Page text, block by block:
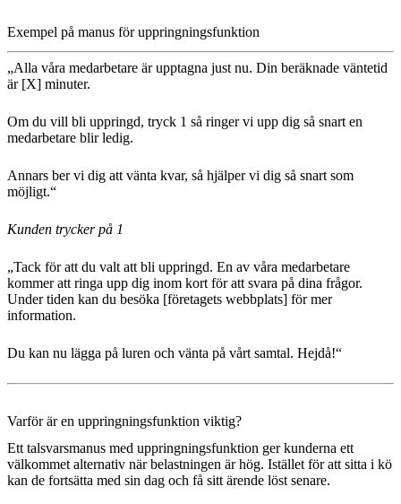
Exempel på manus för uppringningsfunktion
„Alla våra medarbetare är upptagna just nu. Din beräknade väntetid
är [X] minuter.
Om du vill bli uppringd, tryck 1 så ringer vi upp dig så snart en
medarbetare blir ledig.
Annars ber vi dig att vänta kvar, så hjälper vi dig så snart som
möjligt.“
Kunden trycker på 1
„Tack för att du valt att bli uppringd. En av våra medarbetare
kommer att ringa upp dig inom kort för att svara på dina frågor.
Under tiden kan du besöka [företagets webbplats] för mer
information.
Du kan nu lägga på luren och vänta på vårt samtal. Hejdå!“
Varför är en uppringningsfunktion viktig?
Ett talsvarsmanus med uppringningsfunktion ger kunderna ett
välkommet alternativ när belastningen är hög. Istället för att sitta i kö
kan de fortsätta med sin dag och få sitt ärende löst senare.